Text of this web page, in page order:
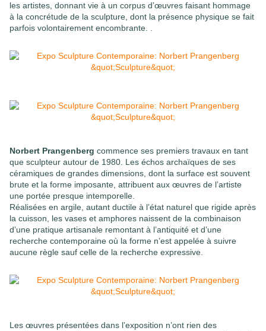
les artistes, donnant vie à un corpus d’œuvres faisant hommage
à la concrétude de la sculpture, dont la présence physique se fait
parfois volontairement encombrante. .
Norbert Prangenberg commence ses premiers travaux en tant
que sculpteur autour de 1980. Les échos archaïques de ses
céramiques de grandes dimensions, dont la surface est souvent
brute et la forme imposante, attribuent aux œuvres de l’artiste
une portée presque intemporelle.
Réalisées en argile, autant ductile à l’état naturel que rigide après
la cuisson, les vases et amphores naissent de la combinaison
d’une pratique artisanale remontant à l’antiquité et d’une
recherche contemporaine où la forme n’est appelée à suivre
aucune règle sauf celle de la recherche expressive.
Les œuvres présentées dans l’exposition n’ont rien des